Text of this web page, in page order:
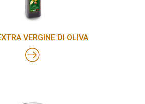
VERGINE DI OLIVA